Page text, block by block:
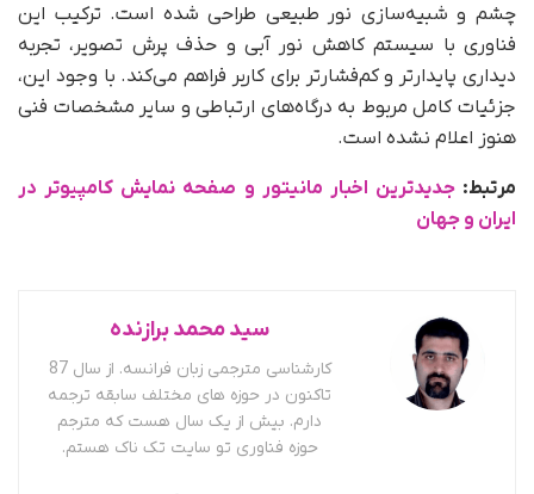
چشم و شبیه‌سازی نور طبیعی طراحی شده است. ترکیب این
فناوری با سیستم کاهش نور آبی و حذف پرش تصویر، تجربه
دیداری پایدارتر و کم‌فشارتر برای کاربر فراهم می‌کند. با وجود این،
جزئیات کامل مربوط به درگاه‌های ارتباطی و سایر مشخصات فنی
هنوز اعلام نشده است.
مرتبط:جدیدترین اخبار مانیتور و صفحه نمایش کامپیوتر در
ایران و جهان
سید محمد برازنده
کارشناسی مترجمی زبان فرانسه. از سال 87
تاکنون در حوزه های مختلف سابقه ترجمه
دارم. بیش از یک سال هست که مترجم
حوزه فناوری تو سایت تک ناک هستم.